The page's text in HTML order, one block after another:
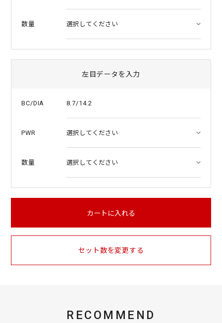
数量
左目データを入力
BC/DIA 8.7/14.2
PWR
数量
カートに入れる
セット数を変更する
RECOMMEND